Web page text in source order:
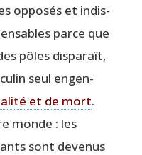
oppo­sés et indis­
parce que
pôles dis­pa­raît,
seul engen­
et de mort.
monde : les
sont deve­nus